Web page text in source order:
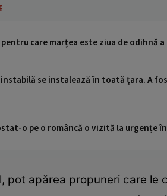
care marțea este ziua de odihnă
instabilă se instalează în toată țara. A
o pe o româncă o vizită la urgențe
pot apărea propuneri care